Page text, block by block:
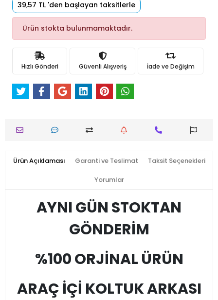
39,57 TL 'den başlayan taksitlerle
Ürün stokta bulunmamaktadır.
Hızlı Gönderi Güvenli Alışveriş İade ve Değişim
Ürün Açıklaması Garanti ve Teslimat Taksit Seçenekleri
Yorumlar
AYNI GÜN STOKTAN
GÖNDERİM
%100 ORJİNAL ÜRÜN
ARAÇ İÇİ KOLTUK ARKASI